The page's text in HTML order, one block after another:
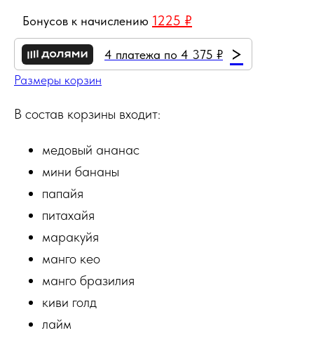
Бонусов к начислению 1225 ₽
4 платежа по 4 375 ₽ >
Размеры корзин
В состав корзины входит:
медовый ананас
мини бананы
папайя
питахайя
маракуйя
манго кео
манго бразилия
киви голд
лайм